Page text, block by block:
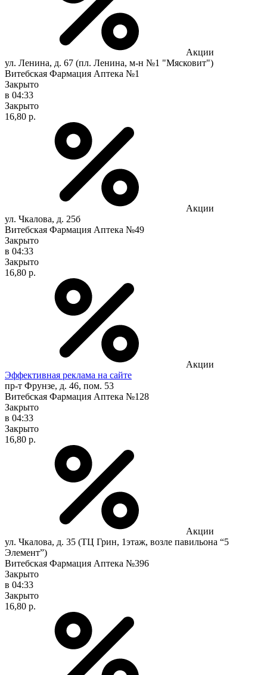
Акции
ул. Ленина, д. 67 (пл. Ленина, м-н №1 "Мясковит")
Витебская Фармация Аптека №1
Закрыто
в 04:33
Закрыто
16,80 р.
Акции
ул. Чкалова, д. 25б
Витебская Фармация Аптека №49
Закрыто
в 04:33
Закрыто
16,80 р.
Акции
Эффективная реклама на сайте
пр-т Фрунзе, д. 46, пом. 53
Витебская Фармация Аптека №128
Закрыто
в 04:33
Закрыто
16,80 р.
Акции
ул. Чкалова, д. 35 (ТЦ Грин, 1этаж, возле павильона “5
Элемент”)
Витебская Фармация Аптека №396
Закрыто
в 04:33
Закрыто
16,80 р.